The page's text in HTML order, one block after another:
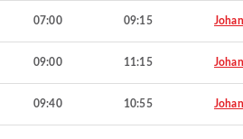
07:00 09:15
09:00 11:15
09:40 10:55